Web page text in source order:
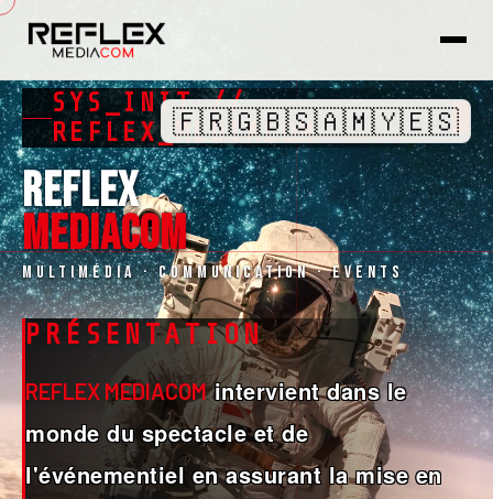
SYS_INIT //
REFLEX_MEDIACOM
REFLEX
MEDIACOM
Multimédia · Communication · Events
PRÉSENTATION
REFLEX MEDIACOMintervient dans le
monde du spectacle et de
l'événementiel en assurant la mise en
🇫🇷🇬🇧🇸🇦🇲🇾🇪🇸